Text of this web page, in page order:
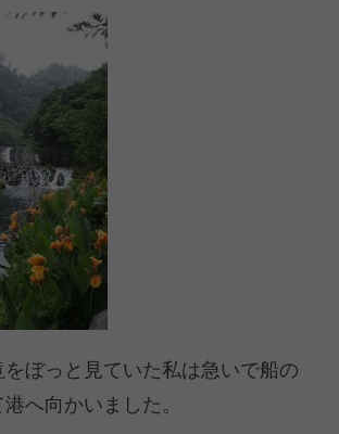
ぼっと見ていた私は急いで船の
へ向かいました。